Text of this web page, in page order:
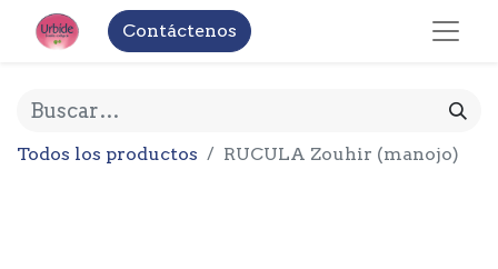
Contáctenos
Todos los productos RUCULA Zouhir (manojo)